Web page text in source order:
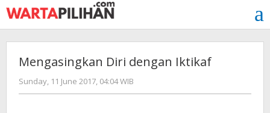
Skip
to
content
Mengasingkan Diri dengan Iktikaf
Sunday, 11 June 2017, 04:04 WIB
redaksi